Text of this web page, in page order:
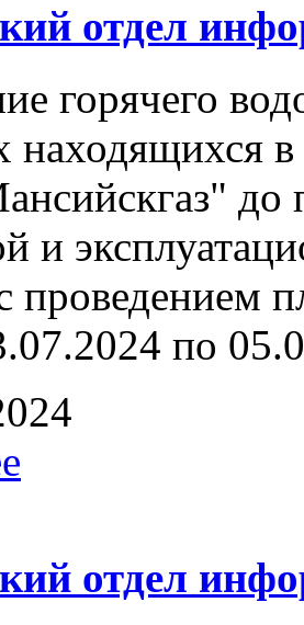
отдел
горячего
находящихся
до
и
проведением
по
отдел